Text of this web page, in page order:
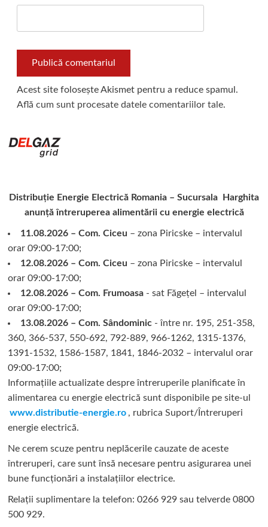
Acest site folosește Akismet pentru a reduce spamul.
Află cum sunt procesate datele comentariilor tale.
Distribuție Energie Electrică Romania – Sucursala Harghita
anunță întreruperea alimentării cu energie electrică
11.08.2026 – Com. Ciceu – zona Piricske – intervalul
orar 09:00-17:00;
12.08.2026 – Com. Ciceu – zona Piricske – intervalul
orar 09:00-17:00;
12.08.2026 – Com. Frumoasa- sat Făgețel – intervalul
orar 09:00-17:00;
13.08.2026 – Com. Sândominic- între nr. 195, 251-358,
360, 366-537, 550-692, 792-889, 966-1262, 1315-1376,
1391-1532, 1586-1587, 1841, 1846-2032 – intervalul orar
09:00-17:00;
Informațiile actualizate despre întreruperile planificate în
alimentarea cu energie electrică sunt disponibile pe site-ul
www.distributie-energie.ro , rubrica Suport/Întreruperi
energie electrică.
Ne cerem scuze pentru neplăcerile cauzate de aceste
întreruperi, care sunt însă necesare pentru asigurarea unei
bune funcționări a instalațiilor electrice.
Relații suplimentare la tel efon: 0266 929 sau telverde 0800
500 929.